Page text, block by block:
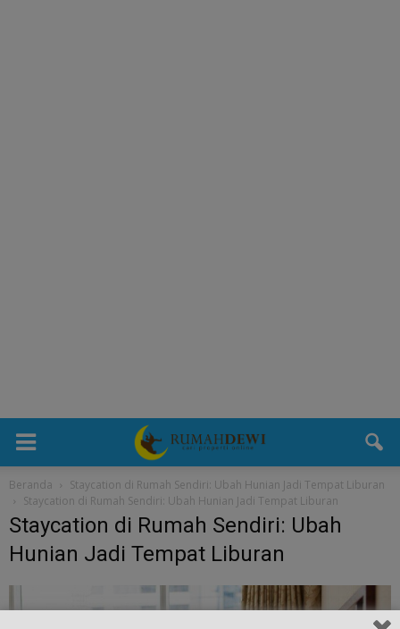
Beranda
Staycation di Rumah Sendiri: Ubah Hunian Jadi Tempat Liburan
Staycation di Rumah Sendiri: Ubah Hunian Jadi Tempat Liburan
Staycation di Rumah Sendiri: Ubah
Hunian Jadi Tempat Liburan